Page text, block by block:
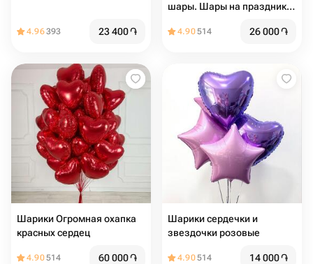
4.96393 23 400֏
шары. Шары на праздник.
Подарок на мероприятие.
4.90514 26 000֏
Шарики Огромная охапка
красных сердец
4.90514 60 000֏
Шарики сердечки и
звездочки розовые
4.90514 14 000֏